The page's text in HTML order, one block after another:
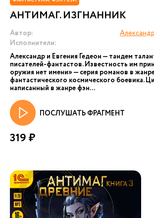
АНТИМАГ. ИЗГНАННИК
Автор:
Исполнители:
Александр и Евгения Гедеон — тандем
писателей-фантастов. Известность им
оружия нет имени» — серия романов в
фантастического космического боевика.
написанный в жанре фэн...
ПОСЛУШАТЬ ФРАГМЕНТ
319 ₽